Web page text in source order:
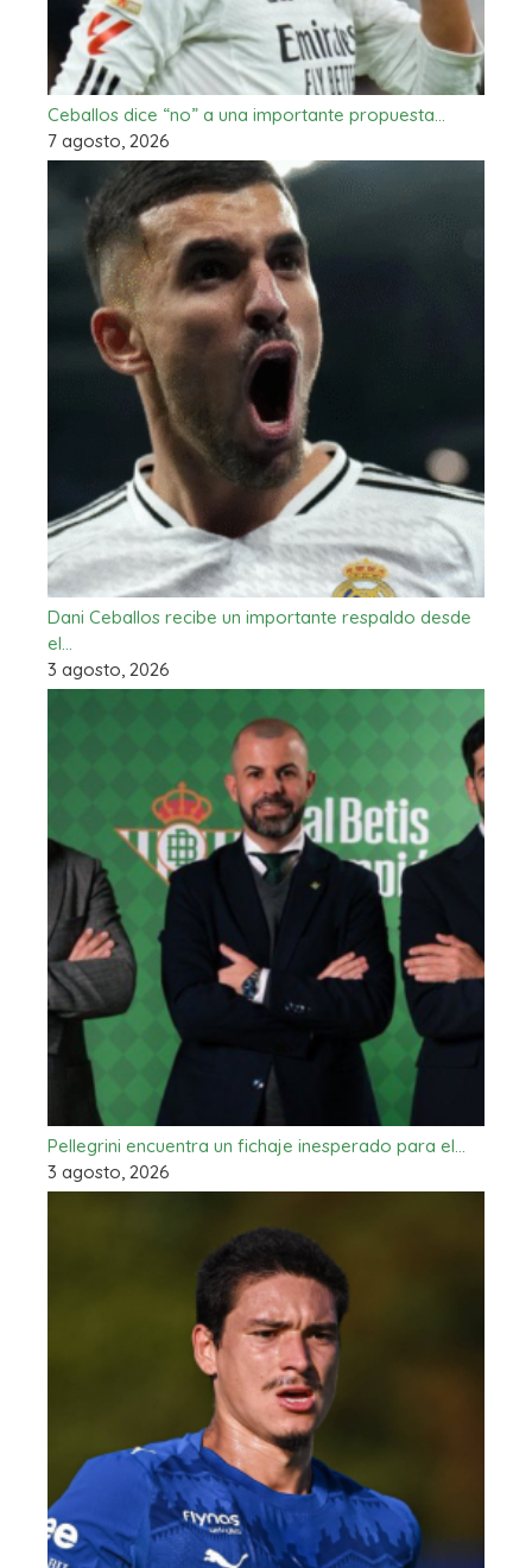
Ceballos dice “no” a una importante propuesta…
7 agosto, 2026
Dani Ceballos recibe un importante respaldo desde
el…
3 agosto, 2026
Pellegrini encuentra un fichaje inesperado para el…
3 agosto, 2026